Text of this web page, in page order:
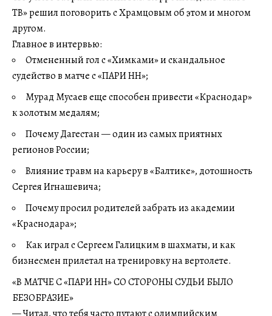
ТВ» решил поговорить с Храмцовым об этом и многом
другом.
Главное в интервью:
Отмененный гол с «Химками» и скандальное
судейство в матче с «ПАРИ НН»;
Мурад Мусаев еще способен привести «Краснодар»
к золотым медалям;
Почему Дагестан — один из самых приятных
регионов России;
Влияние травм на карьеру в «Балтике», дотошность
Сергея Игнашевича;
Почему просил родителей забрать из академии
«Краснодара»;
Как играл с Сергеем Галицким в шахматы, и как
бизнесмен прилетал на тренировку на вертолете.
«В МАТЧЕ С «ПАРИ НН» СО СТОРОНЫ СУДЬИ БЫЛО
БЕЗОБРАЗИЕ»